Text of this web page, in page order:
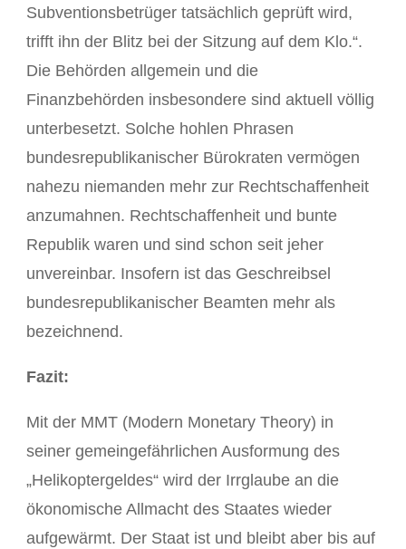
Subventionsbetrüger tatsächlich geprüft wird,
trifft ihn der Blitz bei der Sitzung auf dem Klo.“.
Die Behörden allgemein und die
Finanzbehörden insbesondere sind aktuell völlig
unterbesetzt. Solche hohlen Phrasen
bundesrepublikanischer Bürokraten vermögen
nahezu niemanden mehr zur Rechtschaffenheit
anzumahnen. Rechtschaffenheit und bunte
Republik waren und sind schon seit jeher
unvereinbar. Insofern ist das Geschreibsel
bundesrepublikanischer Beamten mehr als
bezeichnend.
Fazit:
Mit der MMT (Modern Monetary Theory) in
seiner gemeingefährlichen Ausformung des
„Helikoptergeldes“ wird der Irrglaube an die
ökonomische Allmacht des Staates wieder
aufgewärmt. Der Staat ist und bleibt aber bis auf